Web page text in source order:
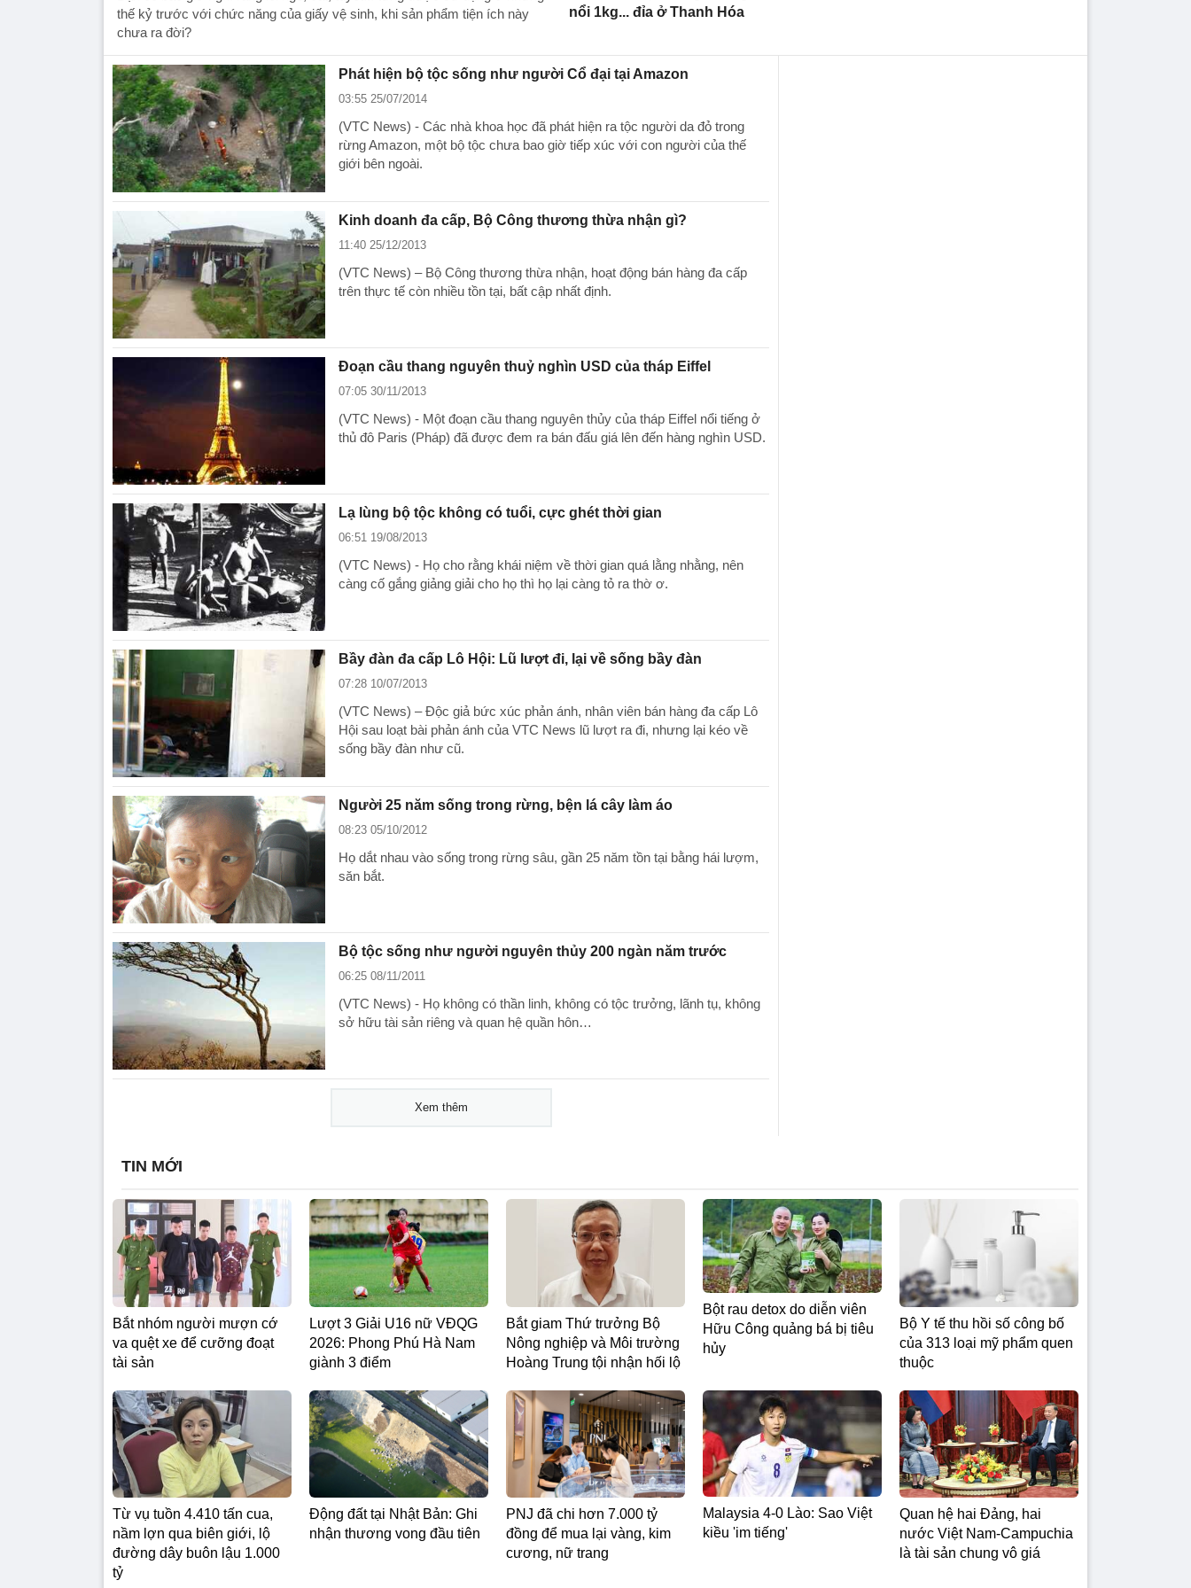
thế kỷ trước với chức năng của giấy vệ sinh, khi sản phẩm tiện ích này
chưa ra đời?
nổi 1kg... đỉa ở Thanh Hóa
Phát hiện bộ tộc sống như người Cổ đại tại Amazon
03:55 25/07/2014
(VTC News) - Các nhà khoa học đã phát hiện ra tộc người da đỏ trong
rừng Amazon, một bộ tộc chưa bao giờ tiếp xúc với con người của thế
giới bên ngoài.
Kinh doanh đa cấp, Bộ Công thương thừa nhận gì?
11:40 25/12/2013
(VTC News) – Bộ Công thương thừa nhận, hoạt động bán hàng đa cấp
trên thực tế còn nhiều tồn tại, bất cập nhất định.
Đoạn cầu thang nguyên thuỷ nghìn USD của tháp Eiffel
07:05 30/11/2013
(VTC News) - Một đoạn cầu thang nguyên thủy của tháp Eiffel nổi tiếng ở
thủ đô Paris (Pháp) đã được đem ra bán đấu giá lên đến hàng nghìn USD.
Lạ lùng bộ tộc không có tuổi, cực ghét thời gian
06:51 19/08/2013
(VTC News) - Họ cho rằng khái niệm về thời gian quá lằng nhằng, nên
càng cố gắng giảng giải cho họ thì họ lại càng tỏ ra thờ ơ.
Bầy đàn đa cấp Lô Hội: Lũ lượt đi, lại về sống bầy đàn
07:28 10/07/2013
(VTC News) – Độc giả bức xúc phản ánh, nhân viên bán hàng đa cấp Lô
Hội sau loạt bài phản ánh của VTC News lũ lượt ra đi, nhưng lại kéo về
sống bầy đàn như cũ.
Người 25 năm sống trong rừng, bện lá cây làm áo
08:23 05/10/2012
Họ dắt nhau vào sống trong rừng sâu, gần 25 năm tồn tại bằng hái lượm,
săn bắt.
Bộ tộc sống như người nguyên thủy 200 ngàn năm trước
06:25 08/11/2011
(VTC News) - Họ không có thần linh, không có tộc trưởng, lãnh tụ, không
sở hữu tài sản riêng và quan hệ quần hôn…
Xem thêm
TIN MỚI
Bắt nhóm người mượn cớ
va quệt xe để cưỡng đoạt
tài sản
Lượt 3 Giải U16 nữ VĐQG
2026: Phong Phú Hà Nam
giành 3 điểm
Bắt giam Thứ trưởng Bộ
Nông nghiệp và Môi trường
Hoàng Trung tội nhận hối lộ
Bột rau detox do diễn viên
Hữu Công quảng bá bị tiêu
hủy
Bộ Y tế thu hồi số công bố
của 313 loại mỹ phẩm quen
thuộc
Từ vụ tuồn 4.410 tấn cua,
nầm lợn qua biên giới, lộ
đường dây buôn lậu 1.000
tỷ
Động đất tại Nhật Bản: Ghi
nhận thương vong đầu tiên
PNJ đã chi hơn 7.000 tỷ
đồng để mua lại vàng, kim
cương, nữ trang
Malaysia 4-0 Lào: Sao Việt
kiều 'im tiếng'
Quan hệ hai Đảng, hai
nước Việt Nam-Campuchia
là tài sản chung vô giá ​